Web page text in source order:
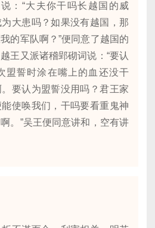
：“大夫你干吗长越国的威
大患吗？如果没有越国，那
的军队啊？”便同意了越国的
王又派诸稽郢砌词说：“要认
盟誓时涂在嘴上的血还没干
要认为盟誓没用吗？君王家
使唤我们，干吗要看重鬼神
。”吴王便同意讲和，空有讲